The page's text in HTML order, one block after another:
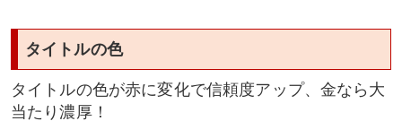
タイトルの色
タイトルの色が赤に変化で信頼度アップ、金なら大
当たり濃厚！